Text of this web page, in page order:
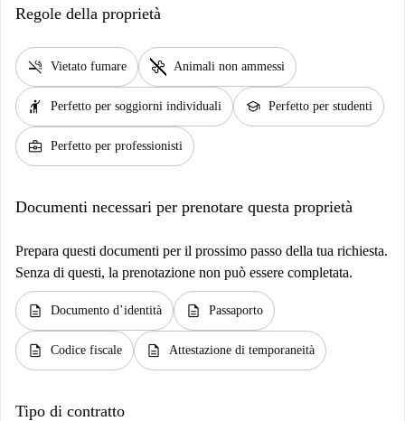
Regole della proprietà
smoke_free Vietato fumare pet_supplies Animali non ammessi
hail Perfetto per soggiorni individuali school Perfetto per studenti
business_center Perfetto per professionisti
Documenti necessari per prenotare questa proprietà
Prepara questi documenti per il prossimo passo della tua richiesta.
Senza di questi, la prenotazione non può essere completata.
description Documento d’identità description Passaporto
description Codice fiscale description Attestazione di temporaneità
Tipo di contratto